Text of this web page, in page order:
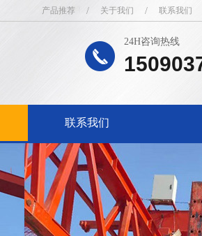
产品推荐 / 关于我们 / 联系我们
24H咨询热线
联系我们